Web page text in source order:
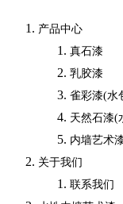
产品中心
真石漆
乳胶漆
雀彩漆(水
天然石漆(
内墙艺术
关于我们
联系我们